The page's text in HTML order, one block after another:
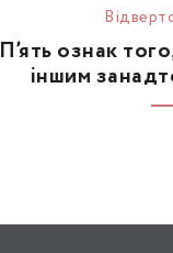
П’ять ознак
іншим